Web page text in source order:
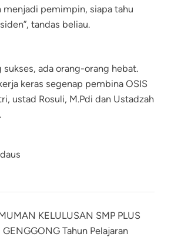
menjadi pemimpin, siapa tahu
tandas beliau.
sukses, ada orang-orang hebat.
keras segenap pembina OSIS
ustad Rosuli, M.Pdi dan Ustadzah
KELULUSAN SMP PLUS
Tahun Pelajaran